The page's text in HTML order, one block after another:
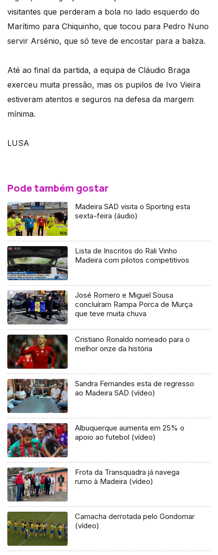
visitantes que perderam a bola no lado esquerdo do
Marítimo para Chiquinho, que tocou para Pedro Nuno
servir Arsénio, que só teve de encostar para a baliza.
Até ao final da partida, a equipa de Cláudio Braga
exerceu muita pressão, mas os pupilos de Ivo Vieira
estiveram atentos e seguros na defesa da margem
mínima.
LUSA
Pode também gostar
Madeira SAD visita o Sporting esta
sexta-feira (áudio)
Lista de Inscritos do Rali Vinho
Madeira com pilotos competitivos
José Romero e Miguel Sousa
concluíram Rampa Porca de Murça
que teve muita chuva
Cristiano Ronaldo nomeado para o
melhor onze da história
Sandra Fernandes esta de regresso
ao Madeira SAD (vídeo)
Albuquerque aumenta em 25% o
apoio ao futebol (vídeo)
Frota da Transquadra já navega
rumo à Madeira (vídeo)
Camacha derrotada pelo Gondomar
(vídeo)